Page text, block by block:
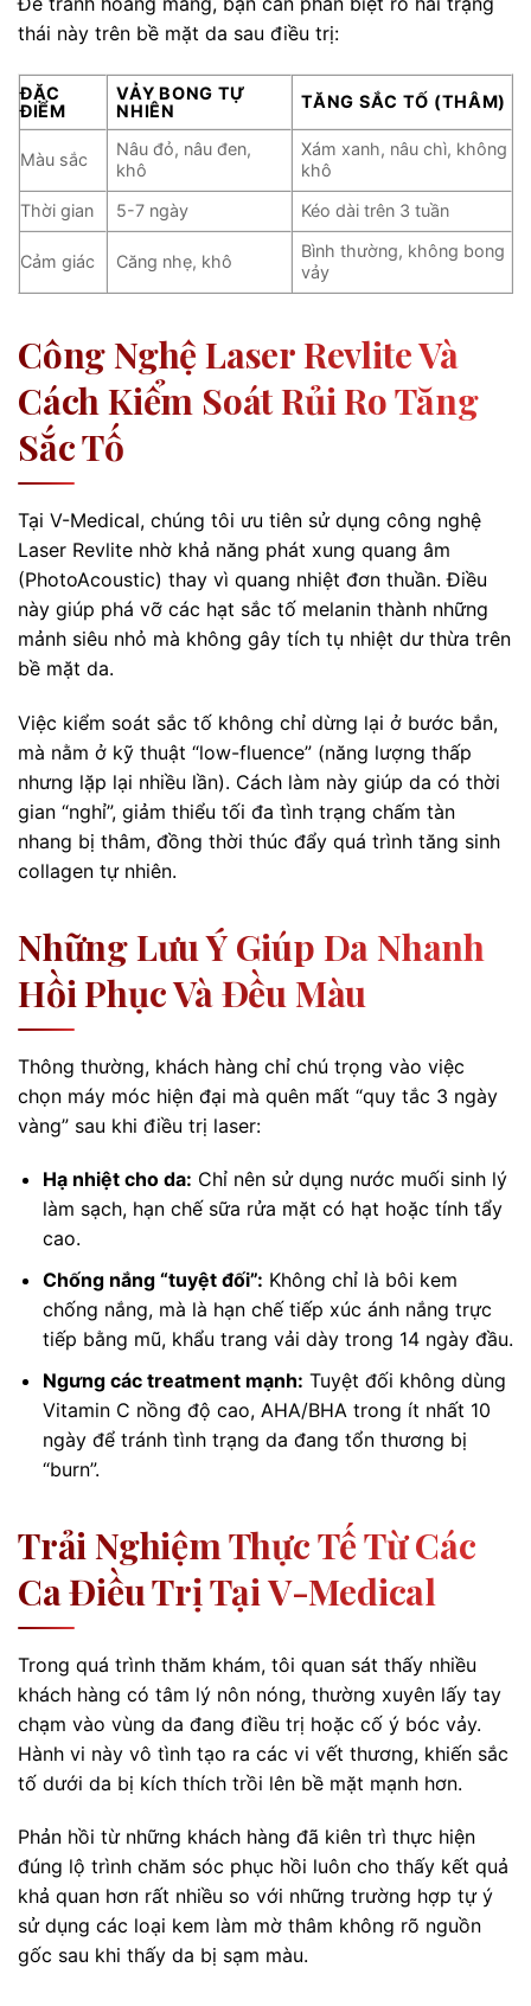
thái này trên bề mặt da sau điều trị:
ĐẶC
ĐIỂM
VẢY BONG TỰ
NHIÊN
TĂNG SẮC TỐ (THÂM)
Màu sắc
Nâu đỏ, nâu đen,
khô
Xám xanh, nâu chì, không
khô
Thời gian
5-7 ngày Kéo dài trên 3 tuần
Cảm giác Căng nhẹ, khô
Bình thường, không bong
vảy
Công Nghệ Laser Revlite Và
Cách Kiểm Soát Rủi Ro Tăng
Sắc Tố
Tại V-Medical, chúng tôi ưu tiên sử dụng công nghệ
Laser Revlite nhờ khả năng phát xung quang âm
(PhotoAcoustic) thay vì quang nhiệt đơn thuần. Điều
này giúp phá vỡ các hạt sắc tố melanin thành những
mảnh siêu nhỏ mà không gây tích tụ nhiệt dư thừa trên
bề mặt da.
Việc kiểm soát sắc tố không chỉ dừng lại ở bước bắn,
mà nằm ở kỹ thuật “low-fluence” (năng lượng thấp
nhưng lặp lại nhiều lần). Cách làm này giúp da có thời
gian “nghỉ”, giảm thiểu tối đa tình trạng chấm tàn
nhang bị thâm, đồng thời thúc đẩy quá trình tăng sinh
collagen tự nhiên.
Những Lưu Ý Giúp Da Nhanh
Hồi Phục Và Đều Màu
Thông thường, khách hàng chỉ chú trọng vào việc
chọn máy móc hiện đại mà quên mất “quy tắc 3 ngày
vàng” sau khi điều trị laser:
Hạ nhiệt cho da: Chỉ nên sử dụng nước muối sinh lý
làm sạch, hạn chế sữa rửa mặt có hạt hoặc tính tẩy
cao.
Chống nắng “tuyệt đối”: Không chỉ là bôi kem
chống nắng, mà là hạn chế tiếp xúc ánh nắng trực
tiếp bằng mũ, khẩu trang vải dày trong 14 ngày đầu.
Ngưng các treatment mạnh: Tuyệt đối không dùng
Vitamin C nồng độ cao, AHA/BHA trong ít nhất 10
ngày để tránh tình trạng da đang tổn thương bị
“burn”.
Trải Nghiệm Thực Tế Từ Các
Ca Điều Trị Tại V-Medical
Trong quá trình thăm khám, tôi quan sát thấy nhiều
khách hàng có tâm lý nôn nóng, thường xuyên lấy tay
chạm vào vùng da đang điều trị hoặc cố ý bóc vảy.
Hành vi này vô tình tạo ra các vi vết thương, khiến sắc
tố dưới da bị kích thích trồi lên bề mặt mạnh hơn.
Phản hồi từ những khách hàng đã kiên trì thực hiện
đúng lộ trình chăm sóc phục hồi luôn cho thấy kết quả
khả quan hơn rất nhiều so với những trường hợp tự ý
sử dụng các loại kem làm mờ thâm không rõ nguồn
gốc sau khi thấy da bị sạm màu.